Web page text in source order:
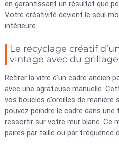
en garantissant un résultat que
Votre créativité devient le seul
intérieure .
Le recyclage créatif
vintage avec du
Retirer la vitre d’un cadre ancien
avec une agrafeuse manuelle.
vos boucles d’oreilles de
pouvez peindre le cadre dans
ressortir sur votre mur blanc. Ce
paires par taille ou par fréquence